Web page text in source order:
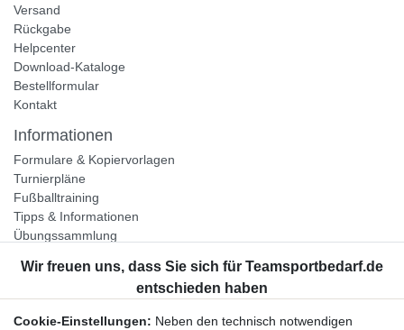
Versand
Rückgabe
Helpcenter
Download-Kataloge
Bestellformular
Kontakt
Informationen
Formulare & Kopiervorlagen
Turnierpläne
Fußballtraining
Tipps & Informationen
Übungssammlung
Unternehmen
Cookie-Einstellungen: Neben den technisch notwendigen